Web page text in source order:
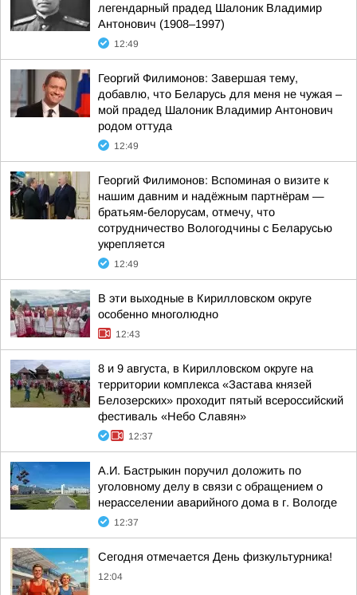
легендарный прадед Шалоник Владимир
Антонович (1908–1997)
12:49
Георгий Филимонов: Завершая тему,
добавлю, что Беларусь для меня не чужая –
мой прадед Шалоник Владимир Антонович
родом оттуда
12:49
Георгий Филимонов: Вспоминая о визите к
нашим давним и надёжным партнёрам —
братьям-белорусам, отмечу, что
сотрудничество Вологодчины с Беларусью
укрепляется
12:49
В эти выходные в Кирилловском округе
особенно многолюдно
12:43
8 и 9 августа, в Кирилловском округе на
территории комплекса «Застава князей
Белозерских» проходит пятый всероссийский
фестиваль «Небо Славян»
12:37
А.И. Бастрыкин поручил доложить по
уголовному делу в связи с обращением о
нерасселении аварийного дома в г. Вологде
12:37
Сегодня отмечается День физкультурника!
12:04